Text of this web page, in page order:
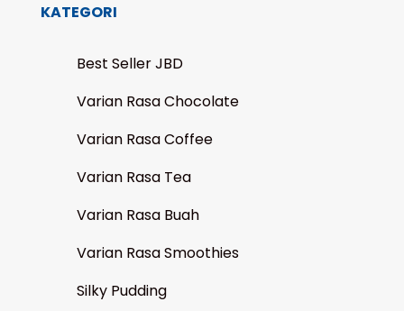
KATEGORI
Best Seller JBD
Varian Rasa Chocolate
Varian Rasa Coffee
Varian Rasa Tea
Varian Rasa Buah
Varian Rasa Smoothies
Silky Pudding